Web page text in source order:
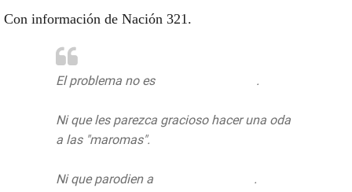
Con información de Nación 321.
El problema no es .
Ni que les parezca gracioso hacer una oda
a las "maromas".
Ni que parodien a .